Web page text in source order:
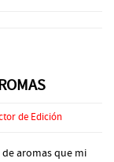
de Edición
aromas que mi